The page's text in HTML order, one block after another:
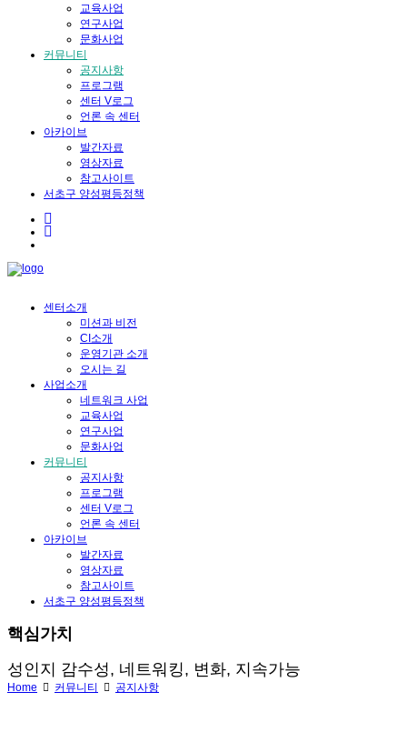
교육사업
연구사업
문화사업
커뮤니티
공지사항
프로그램
센터 V로그
언론 속 센터
아카이브
발간자료
영상자료
참고사이트
서초구 양성평등정책
센터소개
미션과 비전
CI소개
운영기관 소개
오시는 길
사업소개
네트워크 사업
교육사업
연구사업
문화사업
커뮤니티
공지사항
프로그램
센터 V로그
언론 속 센터
아카이브
발간자료
영상자료
참고사이트
서초구 양성평등정책
핵심가치
성인지 감수성, 네트워킹, 변화, 지속가능
Home 커뮤니티 공지사항